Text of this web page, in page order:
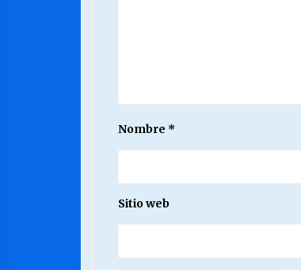
Nombre *
Sitio web